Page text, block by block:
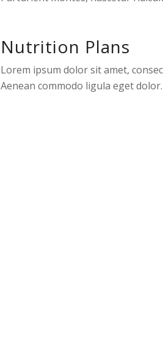
Nutrition Plans
Lorem ipsum dolor sit amet,
Aenean commodo ligula eget